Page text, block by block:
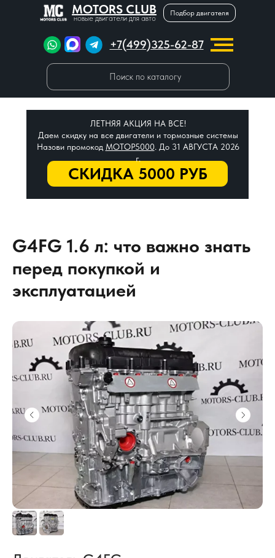
MOTORS CLUB
новые двигатели для авто
Подбор двигателя
+7(499)325-62-87
Поиск по каталогу
СКИДКА 5000 РУБ
ЛЕТНЯЯ АКЦИЯ НА ВСЕ!
Даем скидку на все двигатели и тормозные системы
Назови промокод МОТОР5000. До 31 АВГУСТА 2026
г.
G4FG 1.6 л: что важно знать
перед покупкой и
эксплуатацией